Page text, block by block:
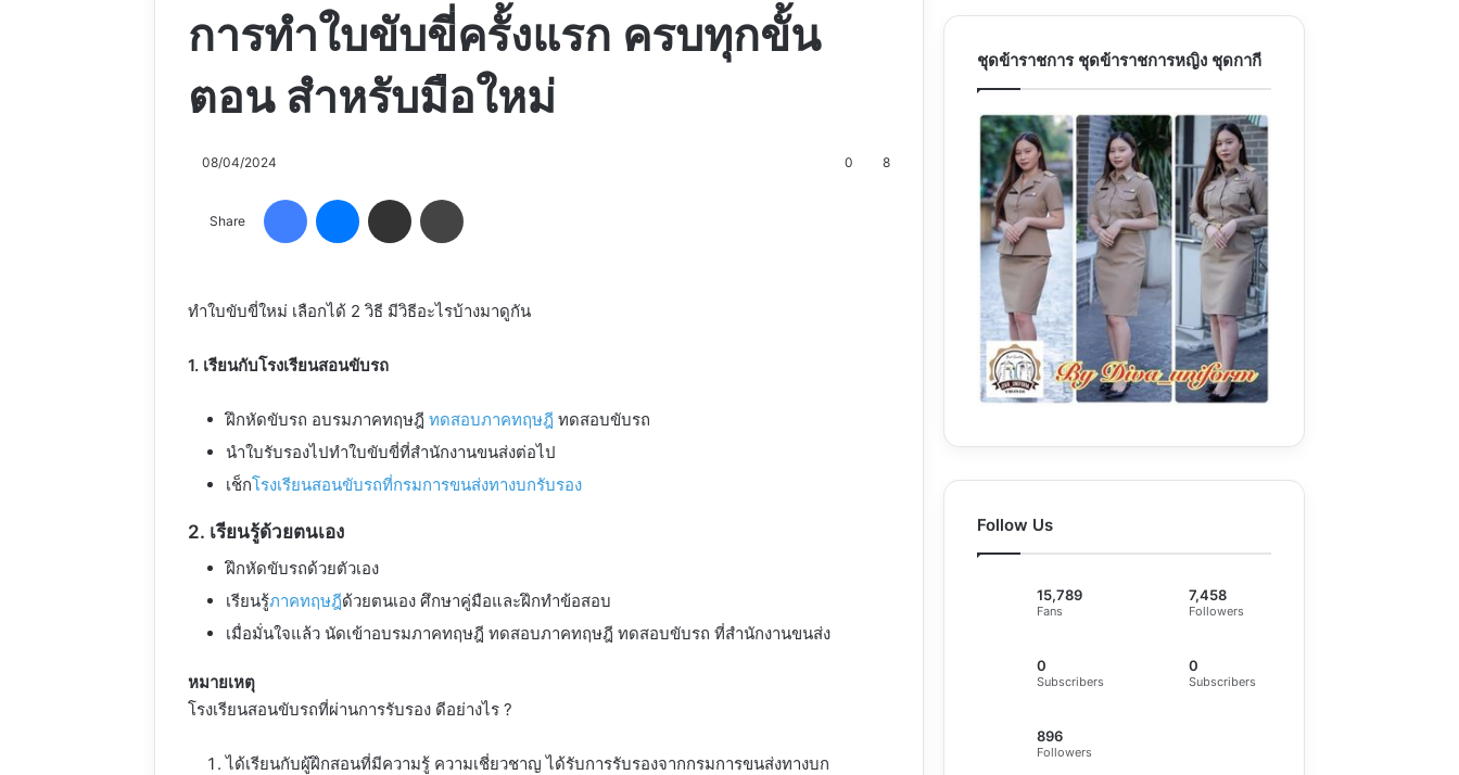
การทำใบขับขี่ครั้งแรก ครบทุกขั้น
ตอน สำหรับมือใหม่
08/04/2024 0 8
Share
FacebookMessenger
Share via Email
ทำใบขับขี่ใหม่ เลือกได้ 2 วิธี มีวิธีอะไรบ้างมาดูกัน
1. เรียนกับโรงเรียนสอนขับรถ
ฝึกหัดขับรถ อบรมภาคทฤษฎี ทดสอบภาคทฤษฎี ทดสอบขับรถ
นำใบรับรองไปทำใบขับขี่ที่สำนักงานขนส่งต่อไป
เช็กโรงเรียนสอนขับรถที่กรมการขนส่งทางบกรับรอง
2. เรียนรู้ด้วยตนเอง
ฝึกหัดขับรถด้วยตัวเอง
เรียนรู้ภาคทฤษฎีด้วยตนเอง ศึกษาคู่มือและฝึกทำข้อสอบ
เมื่อมั่นใจแล้ว นัดเข้าอบรมภาคทฤษฎี ทดสอบภาคทฤษฎี ทดสอบขับรถ ที่สำนักงานขนส่ง
หมายเหตุ
โรงเรียนสอนขับรถที่ผ่านการรับรอง ดีอย่างไร ?
ได้เรียนกับผู้ฝึกสอนที่มีความรู้ ความเชี่ยวชาญ ได้รับการรับรองจากกรมการขนส่งทางบก
ชุดข้าราชการ ชุดข้าราชการหญิง ชุดกากี
Follow Us
15,789
Fans
7,458
Followers
0
Subscribers
0
Subscribers
896
Followers